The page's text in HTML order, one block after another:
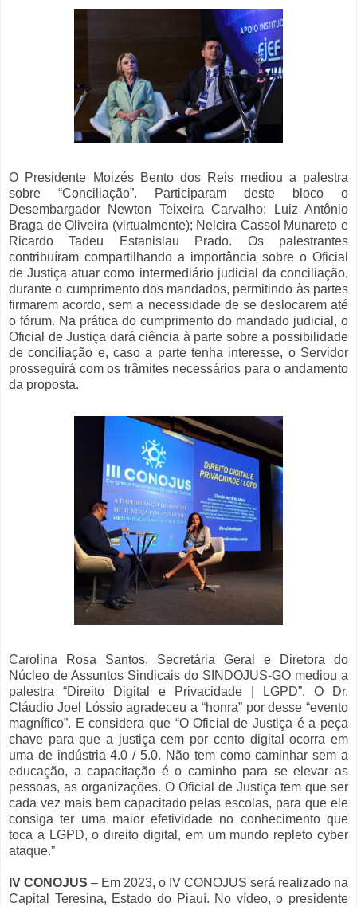
O Presidente Moizés Bento dos Reis mediou a palestra
sobre “Conciliação”. Participaram deste bloco o
Desembargador Newton Teixeira Carvalho; Luiz Antônio
Braga de Oliveira (virtualmente); Nelcira Cassol Munareto e
Ricardo Tadeu Estanislau Prado. Os palestrantes
contribuíram compartilhando a importância sobre o Oficial
de Justiça atuar como intermediário judicial da conciliação,
durante o cumprimento dos mandados, permitindo às partes
firmarem acordo, sem a necessidade de se deslocarem até
o fórum. Na prática do cumprimento do mandado judicial, o
Oficial de Justiça dará ciência à parte sobre a possibilidade
de conciliação e, caso a parte tenha interesse, o Servidor
prosseguirá com os trâmites necessários para o andamento
da proposta.
Carolina Rosa Santos, Secretária Geral e Diretora do
Núcleo de Assuntos Sindicais do SINDOJUS-GO mediou a
palestra “Direito Digital e Privacidade | LGPD”. O Dr.
Cláudio Joel Lóssio agradeceu a “honra” por desse “evento
magnífico”. E considera que “O Oficial de Justiça é a peça
chave para que a justiça cem por cento digital ocorra em
uma de indústria 4.0 / 5.0. Não tem como caminhar sem a
educação, a capacitação é o caminho para se elevar as
pessoas, as organizações. O Oficial de Justiça tem que ser
cada vez mais bem capacitado pelas escolas, para que ele
consiga ter uma maior efetividade no conhecimento que
toca a LGPD, o direito digital, em um mundo repleto cyber
ataque.”
IV CONOJUS – Em 2023, o IV CONOJUS será realizado na
Capital Teresina, Estado do Piauí. No vídeo, o presidente